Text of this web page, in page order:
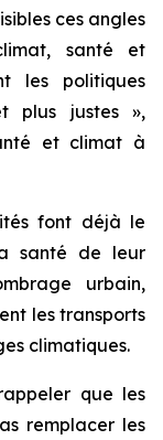
ces angles
santé et
les politiques
plus justes »,
et climat à
font déjà le
santé de leur
urbain,
les transports
climatiques.
que les
remplacer les